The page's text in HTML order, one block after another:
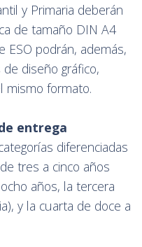
y Primaria deberán
de tamaño DIN A4
podrán, además,
diseño gráfico,
mismo formato.
entrega
diferenciadas
tres a cinco años
años, la tercera
y la cuarta de doce a